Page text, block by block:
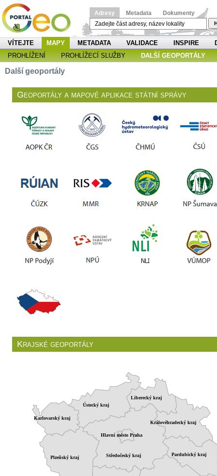
Adresy Metadata Dokumenty
VÍTEJTE MAPY METADATA VALIDACE INSPIRE
PROHLÍŽENÍ
PROHLÍŽECÍ SLUŽBY DALŠÍ GEOPORTÁLY
Další geoportály
Geoportály a mapové aplikace státní správy
Krajské geoportály
Středočeský kraj
Plzeňský kraj
Ústecký kraj
Pardubický kraj
Liberecký kraj
Karlovarský kraj
Královéhradecký kraj
Hlavní město Praha